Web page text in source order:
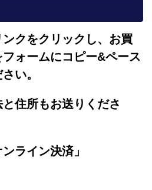
クをクリックし、 お買
ォームにコピー&ペース
い。
住所もお送りくださ
ンライン決済」